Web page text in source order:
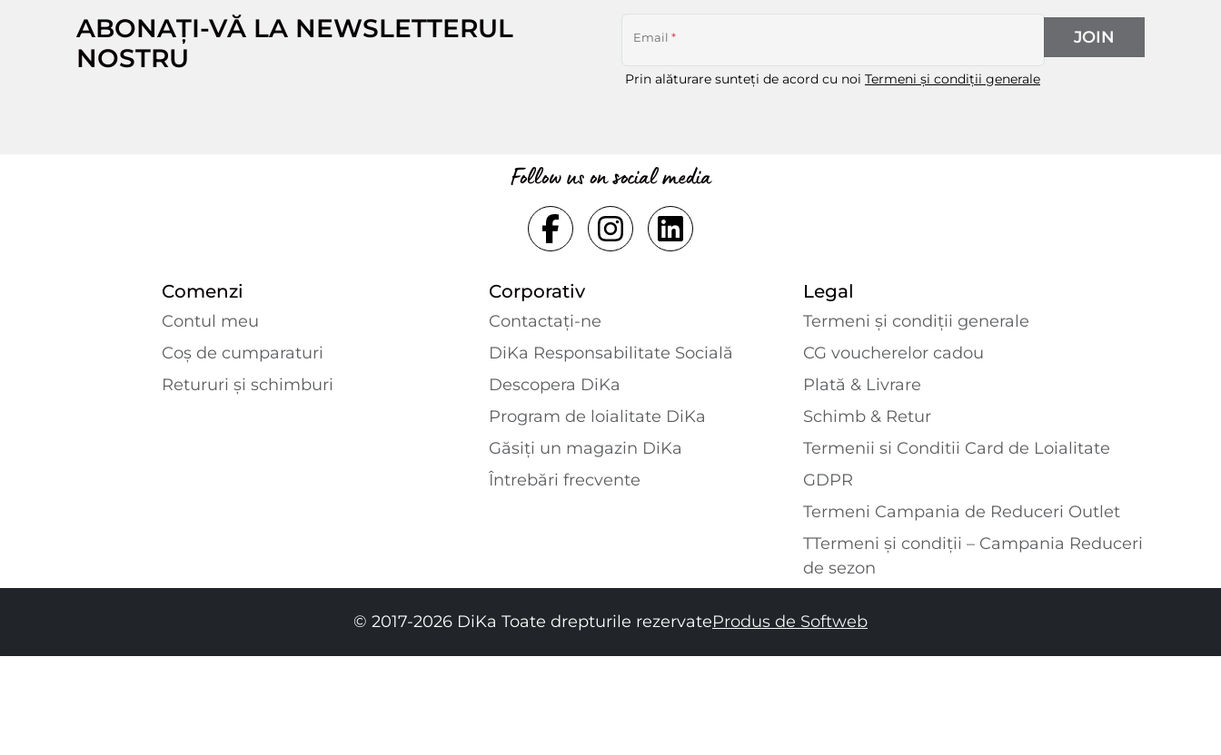
ABONAȚI-VĂ LA NEWSLETTERUL
NOSTRU
Email *
Prin alăturare sunteți de acord cu noi Termeni și condiții generale
JOIN
Follow us on social media
Comenzi
Contul meu
Coș de cumparaturi
Retururi și schimburi
Corporativ
Contactaţi-ne
DiKa Responsabilitate Socială
Descopera DiKa
Program de loialitate DiKa
Găsiți un magazin DiKa
Întrebări frecvente
Legal
Termeni și condiții generale
CG voucherelor cadou
Plată & Livrare
Schimb & Retur
Termenii si Conditii Card de Loialitate
GDPR
Termeni Campania de Reduceri Outlet
TTermeni și condiții – Campania Reduceri
de sezon
© 2017-2026 DiKa Toate drepturile rezervateProdus de Softweb